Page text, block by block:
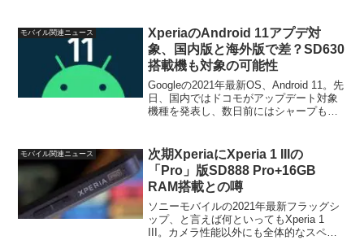
モバイル関連ニュース
XperiaのAndroid 11アプデ対
象、国内版と海外版で差？SD630
搭載機も対象の可能性
Googleの2021年最新OS、Android 11。先
日、国内ではドコモがアップデート対象
機種を発表し、数日前にはシャープも
Xperia向けのAndroid 1...
モバイル関連ニュース
次期XperiaにXperia 1 IIIの
「Pro」版SD888 Pro+16GB
RAM搭載との噂
ソニーモバイルの2021年最新フラッグシ
ップ、と言えば何といってもXperia 1
III。カメラ性能以外にも全体的なスペッ